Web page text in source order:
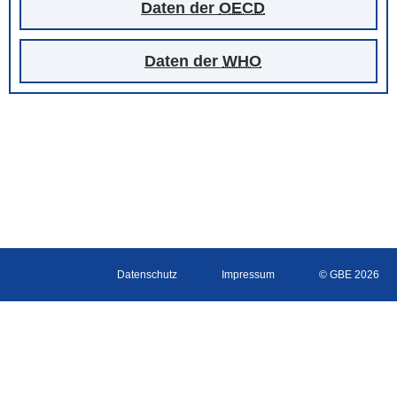
Daten der OECD
Daten der WHO
Datenschutz Impressum © GBE 2026